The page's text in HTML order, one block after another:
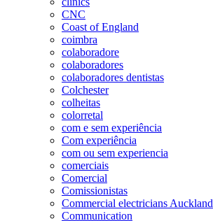
CNC
Coast of England
coimbra
colaboradore
colaboradores
colaboradores dentistas
Colchester
colheitas
colorretal
com e sem experiência
Com experiência
com ou sem experiencia
comerciais
Comercial
Comissionistas
Commercial electricians Auckland
Communication